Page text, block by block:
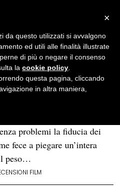
TAG
Hitler
la satira del
«riprese» con Hitler
posti la fatidica domanda
problemi la fiducia dei
fece a piegare un’intera
peso…
FILM
×
da questo utilizzati si avvalgono
ed utili alle finalità illustrate
di più o negare il consenso
la cookie policy
questa pagina, cliccando
in altra maniera,